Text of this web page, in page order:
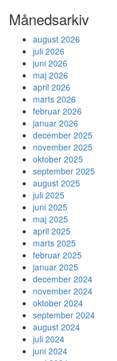
Månedsarkiv
august 2026
juli 2026
juni 2026
maj 2026
april 2026
marts 2026
februar 2026
januar 2026
december 2025
november 2025
oktober 2025
september 2025
august 2025
juli 2025
juni 2025
maj 2025
april 2025
marts 2025
februar 2025
januar 2025
december 2024
november 2024
oktober 2024
september 2024
august 2024
juli 2024
juni 2024